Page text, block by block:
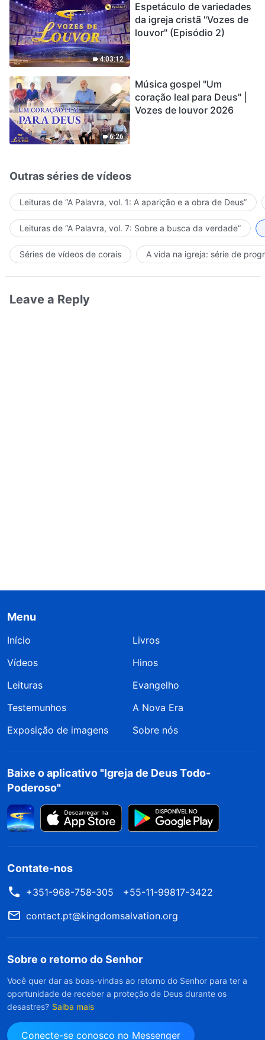
4:03:12
Espetáculo de variedades
da igreja cristã "Vozes de
louvor" (Episódio 2)
6:26
Música gospel "Um
coração leal para Deus" |
Vozes de louvor 2026
Outras séries de vídeos
Leituras de “A Palavra, vol. 1: A aparição e a obra de Deus”
Leituras de “A Palavra, vol. 7: Sobre a busca da verdade”
Séries de vídeos de corais A vida na igreja: série de
Leave a Reply
Menu
Início
Livros
Vídeos
Hinos
Leituras
Evangelho
Testemunhos
A Nova Era
Exposição de imagens
Sobre nós
Baixe o aplicativo "Igreja de Deus Todo-
Poderoso"
Contate-nos
+351-968-758-305
+55-11-99817-3422
contact.pt@kingdomsalvation.org
Sobre o retorno do Senhor
Você quer dar as boas-vindas ao retorno do Senhor para ter a
oportunidade de receber a proteção de Deus durante os
desastres? Saiba mais
Conecte-se conosco no Messenger